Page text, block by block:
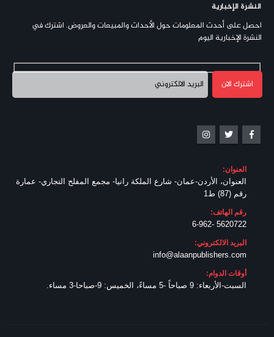
النشرة الإخبارية
احصل على أحدث المعلومات حول الأحداث والمبيعات والعروض. اشترك في
النشرة الإخبارية اليوم
العنوان:
العنوان، الأردن-عمان- شارع الملكة رانيا- مجمع المفلح التجاري- عمارة
رقم (87) ط1
رقم الهاتف:
5620722 -6-962
البريد الالكتروني:
info@alaanpublishers.com
أوقات الدوام:
السبت-الأربعاء: 9 صباحاً -5 مساءً، الخميس: 9-صباحا-3 مساء.